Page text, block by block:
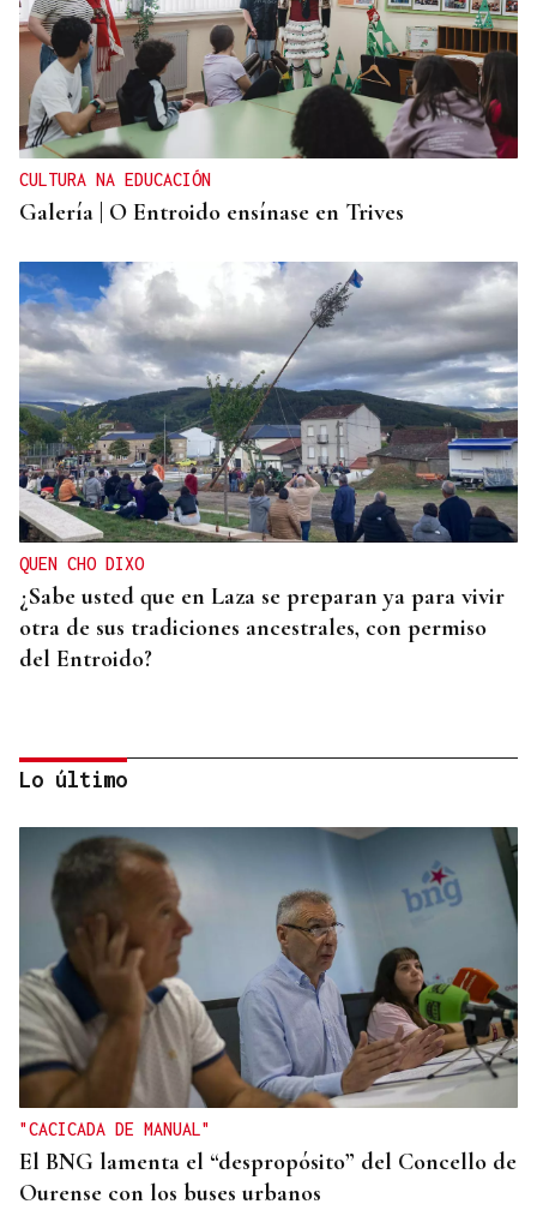
CULTURA NA EDUCACIÓN
Galería | O Entroido ensínase en Trives
QUEN CHO DIXO
¿Sabe usted que en Laza se preparan ya para vivir
otra de sus tradiciones ancestrales, con permiso
del Entroido?
FESTIVAL INTERNACIONAL
Vilariño de Conso despide el XI ViBoMask
Lo último
"CACICADA DE MANUAL"
El BNG lamenta el “despropósito” del Concello de
Ourense con los buses urbanos